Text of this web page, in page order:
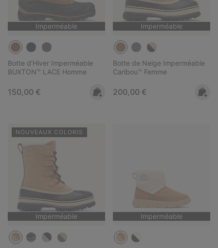
Imperméable
Botte d’Hiver Imperméable
BUXTON™ LACE Homme
Regular price:
150,00 €
Imperméable
Botte de Neige Imperméable
Caribou™ Femme
Regular price:
200,00 €
NOUVEAUX COLORIS
Imperméable Imperméable